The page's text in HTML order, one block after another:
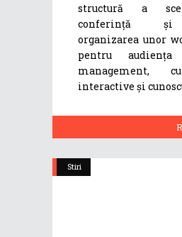
structură a
conferință și
organizarea unor
pentru
management,
interactive și
Stiri